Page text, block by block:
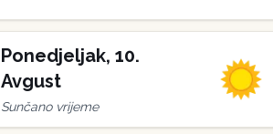
Ponedjeljak, 10.
Avgust
Sunčano vrijeme